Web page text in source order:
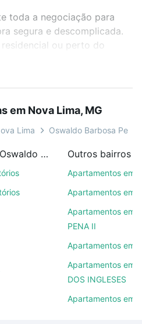
toda a negociação para
segura e descomplicada.
ou perto do
à venda em Oswaldo
MG para conquistar seu
compromisso e você
46 mil corretores e
favoritos. Você
como quantidade de
vaga de garagem para
com o preço, metragem e
academia, salão de
Pena II, Nova Lima, MG
em Nova Lima, MG
Lima Oswaldo Barbosa Pena
Mais apartamentos em Oswaldo Barbosa Pena II Outros bairros
Apartamentos em
Apartamentos em
Apartamentos em
PENA II
Apartamentos em
Apartamentos em
DOS INGLESES
Apartamentos em